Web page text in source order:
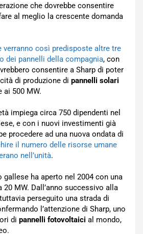
che dovrebbe consentire
al meglio la crescente domanda
verranno così predisposte altre tre
dei pannelli della compagnia, con
consentire a Sharp di poter
di produzione di pannelli solari
ai 500 MW.
impiega circa 750 dipendenti nel
e con i nuovi investimenti già
procedere ad una nuova ondata di
il numero delle risorse umane
nell’unità.
gallese ha aperto nel 2004 con una
20 MW. Dall’anno successivo alla
perseguito una strada di
l’attenzione di Sharp, uno
di pannelli fotovoltaici al mondo,